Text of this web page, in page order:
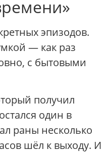
эпизодов.
— как раз
с бытовыми
получил
один в
раны несколько
шёл к выходу. И